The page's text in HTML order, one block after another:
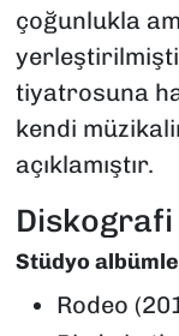
çoğunlukla
tiyatrosuna
kendi
açıklamıştır.
Diskografi
Stüdyo
Rodeo